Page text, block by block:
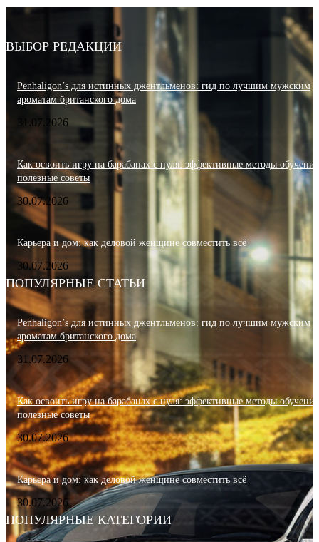
ВЫБОР РЕДАКЦИИ
Penhaligon’s для истинных джентльменов: гид по лучшим мужским
ароматам британского дома
31.07.2026
Как освоить игру на барабанах с нуля: эффективные методы
полезные советы
30.07.2026
Карьера и дом: как деловой женщине совместить всё
30.07.2026
ПОПУЛЯРНЫЕ СТАТЬИ
Penhaligon’s для истинных джентльменов: гид по лучшим мужским
ароматам британского дома
31.07.2026
Как освоить игру на барабанах с нуля: эффективные методы
полезные советы
30.07.2026
Карьера и дом: как деловой женщине совместить всё
30.07.2026
ПОПУЛЯРНЫЕ КАТЕГОРИИ